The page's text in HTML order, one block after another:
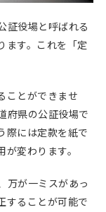
証役場と呼ばれる
ます。これを「定
ことができませ
府県の公証役場で
際には定款を紙で
変わります。
万が一ミスがあっ
することが可能で